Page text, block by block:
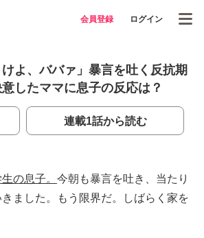
会員登録 ログイン
けよ、ババァ」暴言を吐く反抗期
したママに息子の反応は？
連載1話から読む
の息子。 今朝も暴言を吐き、当たり
ました。もう限界だ。しばらく家を